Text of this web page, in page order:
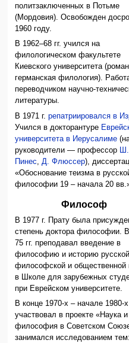
политзаключенных в Потьме
(Мордовия). Освобожден
1960 году.
В 1962–68 гг. учился на
филологическом факультете
Киевского университета
германская филология).
переводчиком научно-
литературы.
В 1971 г.репатриировался в
Учился в докторантуре
университета в Иерусалиме
руководители — профессор
Пинес
Д. Флюссер),
«Обоснование теизма в
философии 19 – начала 20
Философ
В 1977 г. Прату была
степень доктора философии.
75 гг. преподавал введение в
философию и историю русской
философской и
в Школе для зарубежных
при Еврейском университете.
В конце 1970-х – начале 1980-х
участвовал в проекте «Наука и
философия в Советском
занимался исследованием